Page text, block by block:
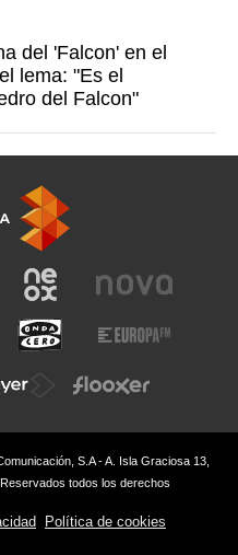
del 'Falcon' en el
lema: "Es el
del Falcon"
S.A - A. Isla Graciosa 13,
todos los derechos
Política de cookies